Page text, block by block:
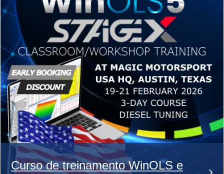
Curso de treinamento WinOLS e